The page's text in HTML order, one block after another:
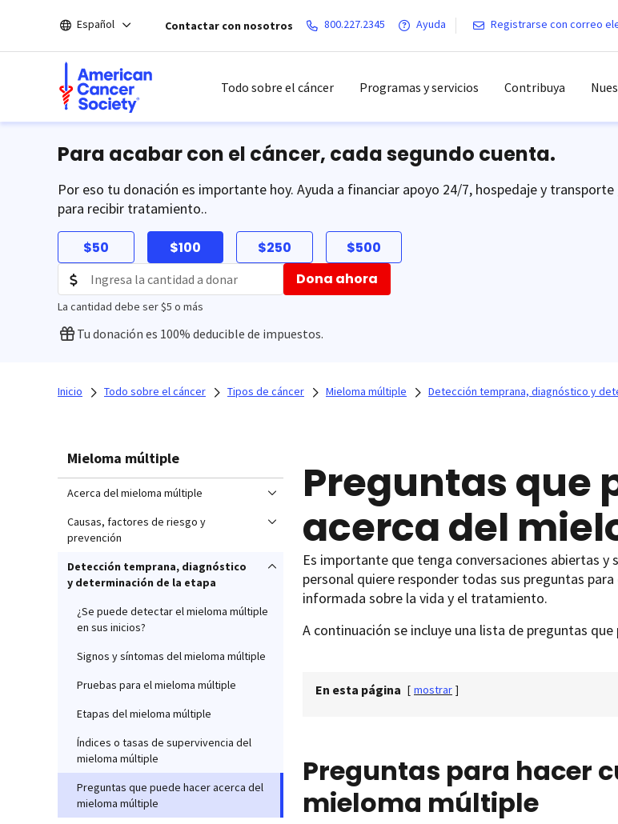
el
Español Contactar con nosotros 800.227.2345 Ayuda Registrarse con correo
Todo sobre el cáncer Programas y servicios Contribuya
Para acabar con el cáncer, cada segundo cuenta.
Por eso tu donación es importante hoy. Ayuda a financiar apoyo 24/7, hospedaje y
para recibir tratamiento..
$50 $100 $250 $500
La cantidad debe ser $5 o más
Dona ahora
Tu donación es 100% deducible de impuestos.
Inicio Todo sobre el cáncer Tipos de cáncer Mieloma múltiple Detección temprana, diagnóstico y
Mieloma múltiple
Acerca del mieloma múltiple
Causas, factores de riesgo y
prevención
Detección temprana, diagnóstico
y determinación de la etapa
¿Se puede detectar el mieloma múltiple
en sus inicios?
Signos y síntomas del mieloma múltiple
Pruebas para el mieloma múltiple
Etapas del mieloma múltiple
Índices o tasas de supervivencia del
mieloma múltiple
Preguntas que puede hacer acerca del
mieloma múltiple
Preguntas que
acerca del
Es importante que tenga conversaciones abiertas y
personal quiere responder todas sus preguntas
informada sobre la vida y el tratamiento.
A continuación se incluye una lista de preguntas
En esta página [ mostrar ]
Preguntas para hacer
mieloma múltiple